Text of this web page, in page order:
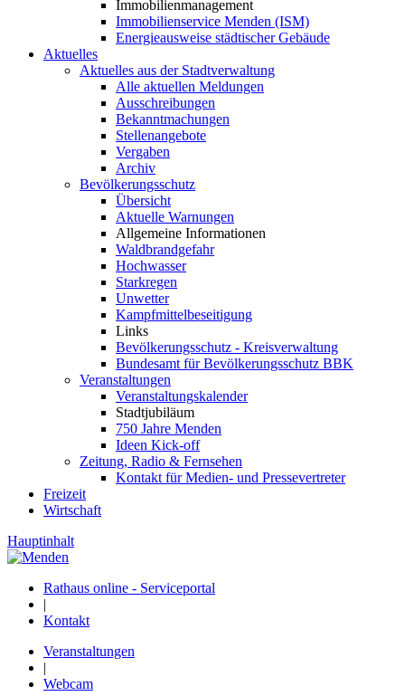
Immobilienmanagement
Immobilienservice Menden (ISM)
Energieausweise städtischer Gebäude
Aktuelles
Aktuelles aus der Stadtverwaltung
Alle aktuellen Meldungen
Ausschreibungen
Bekanntmachungen
Stellenangebote
Vergaben
Archiv
Bevölkerungsschutz
Übersicht
Aktuelle Warnungen
Allgemeine Informationen
Waldbrandgefahr
Hochwasser
Starkregen
Unwetter
Kampfmittelbeseitigung
Links
Bevölkerungsschutz - Kreisverwaltung
Bundesamt für Bevölkerungsschutz BBK
Veranstaltungen
Veranstaltungskalender
Stadtjubiläum
750 Jahre Menden
Ideen Kick-off
Zeitung, Radio & Fernsehen
Kontakt für Medien- und Pressevertreter
Freizeit
Wirtschaft
Hauptinhalt
Rathaus online - Serviceportal
|
Kontakt
Veranstaltungen
|
Webcam